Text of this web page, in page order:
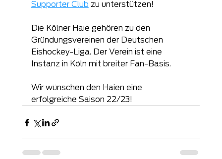
Supporter Club zu unterstützen!
Die Kölner Haie gehören zu den
Gründungsvereinen der Deutschen
Eishockey-Liga. Der Verein ist eine
Instanz in Köln mit breiter Fan-Basis.
Wir wünschen den Haien eine
erfolgreiche Saison 22/23!